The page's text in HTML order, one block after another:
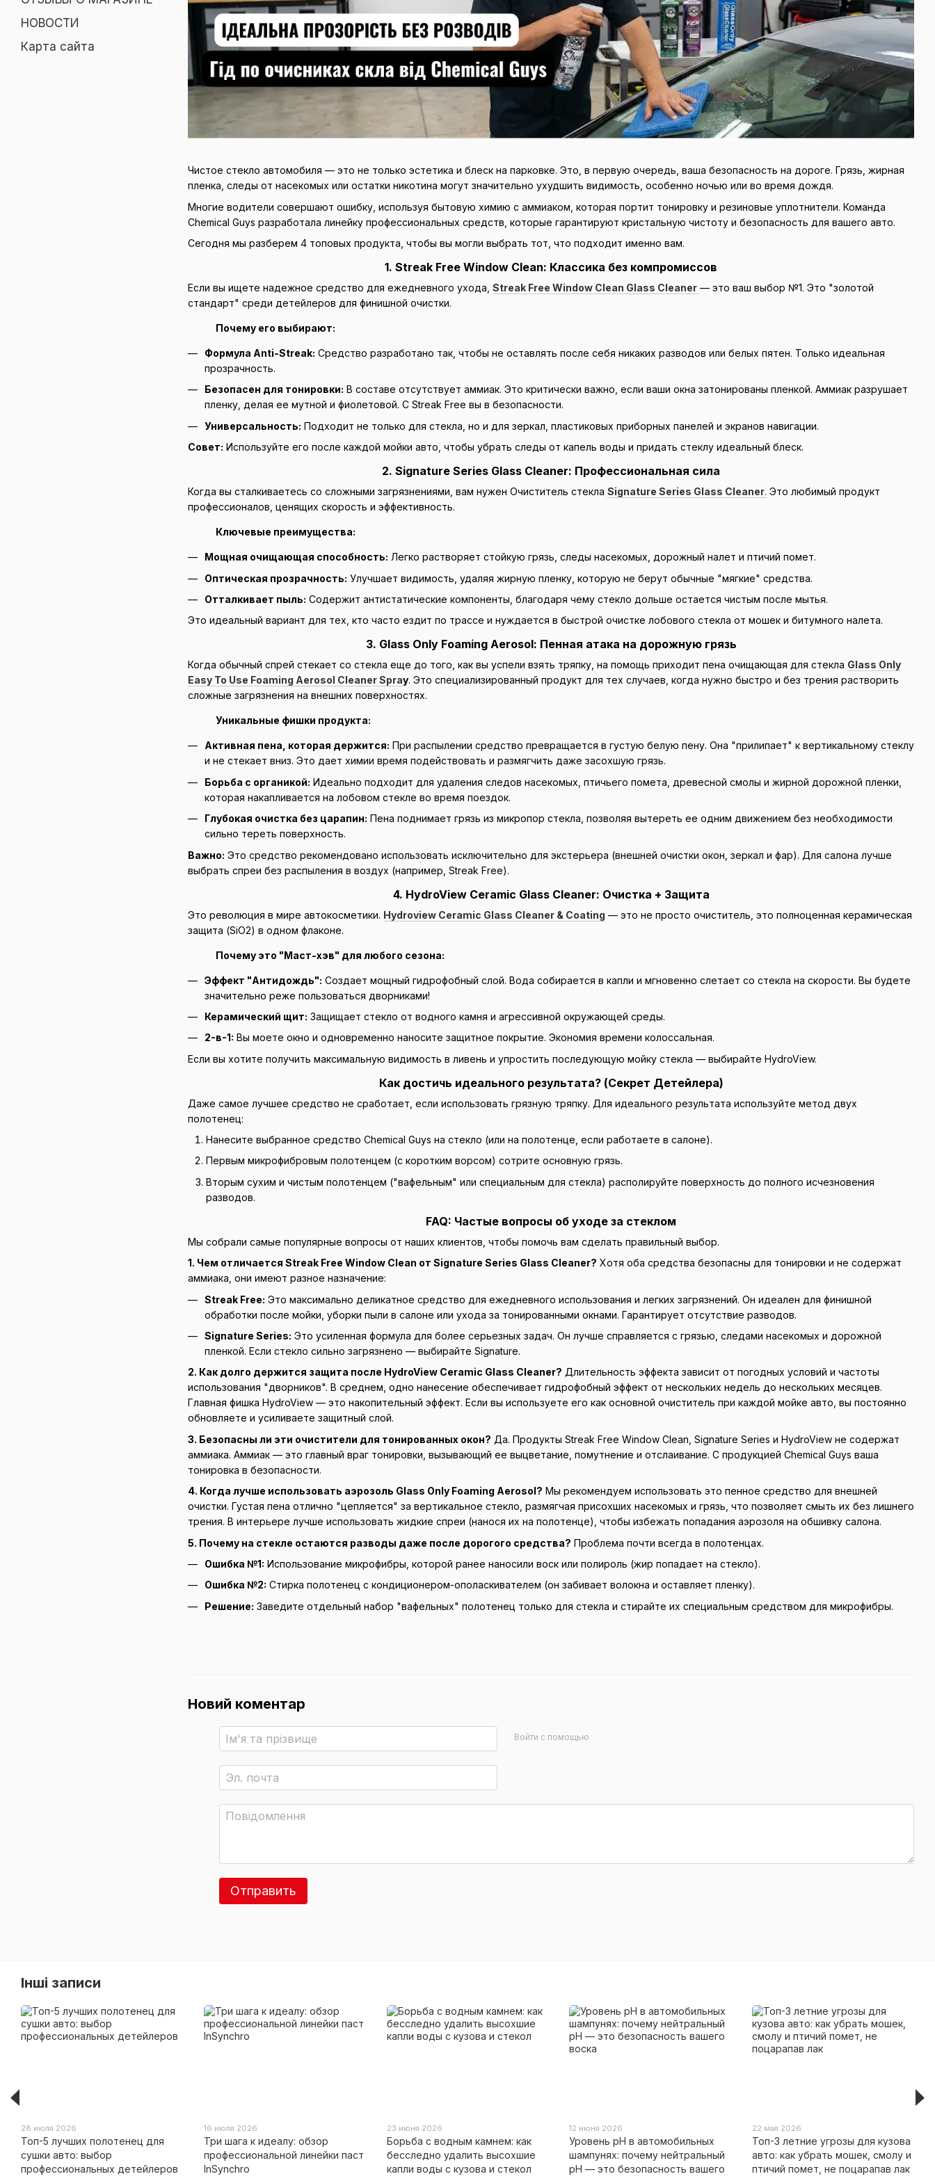
Чистое стекло автомобиля — это не только эстетика и блеск на парковке. Это, в первую очередь, ваша безопасность на дороге. Грязь, жирная
пленка, следы от насекомых или остатки никотина могут значительно ухудшить видимость, особенно ночью или во время дождя.
Многие водители совершают ошибку, используя бытовую химию с аммиаком, которая портит тонировку и резиновые уплотнители. Команда
Chemical Guys разработала линейку профессиональных средств, которые гарантируют кристальную чистоту и безопасность для вашего авто.
Сегодня мы разберем 4 топовых продукта, чтобы вы могли выбрать тот, что подходит именно вам.
1. Streak Free Window Clean: Классика без компромиссов
Если вы ищете надежное средство для ежедневного ухода, Streak Free Window Clean Glass Cleaner — это ваш выбор №1. Это "золотой
стандарт" среди детейлеров для финишной очистки.
Почему его выбирают:
Формула Anti-Streak: Средство разработано так, чтобы не оставлять после себя никаких разводов или белых пятен. Только идеальная
прозрачность.
Безопасен для тонировки: В составе отсутствует аммиак. Это критически важно, если ваши окна затонированы пленкой. Аммиак разрушает
пленку, делая ее мутной и фиолетовой. С Streak Free вы в безопасности.
Универсальность: Подходит не только для стекла, но и для зеркал, пластиковых приборных панелей и экранов навигации.
Совет: Используйте его после каждой мойки авто, чтобы убрать следы от капель воды и придать стеклу идеальный блеск.
2. Signature Series Glass Cleaner: Профессиональная сила
Когда вы сталкиваетесь со сложными загрязнениями, вам нужен Очиститель стекла Signature Series Glass Cleaner. Это любимый продукт
профессионалов, ценящих скорость и эффективность.
Ключевые преимущества:
Мощная очищающая способность: Легко растворяет стойкую грязь, следы насекомых, дорожный налет и птичий помет.
Оптическая прозрачность: Улучшает видимость, удаляя жирную пленку, которую не берут обычные "мягкие" средства.
Отталкивает пыль: Содержит антистатические компоненты, благодаря чему стекло дольше остается чистым после мытья.
Это идеальный вариант для тех, кто часто ездит по трассе и нуждается в быстрой очистке лобового стекла от мошек и битумного налета.
3. Glass Only Foaming Aerosol: Пенная атака на дорожную грязь
Когда обычный спрей стекает со стекла еще до того, как вы успели взять тряпку, на помощь приходит пена очищающая для стекла Glass Only
Easy To Use Foaming Aerosol Cleaner Spray. Это специализированный продукт для тех случаев, когда нужно быстро и без трения растворить
сложные загрязнения на внешних поверхностях.
Уникальные фишки продукта:
Активная пена, которая держится: При распылении средство превращается в густую белую пену. Она "прилипает" к вертикальному стеклу
и не стекает вниз. Это дает химии время подействовать и размягчить даже засохшую грязь.
Борьба с органикой: Идеально подходит для удаления следов насекомых, птичьего помета, древесной смолы и жирной дорожной пленки,
которая накапливается на лобовом стекле во время поездок.
Глубокая очистка без царапин: Пена поднимает грязь из микропор стекла, позволяя вытереть ее одним движением без необходимости
сильно тереть поверхность.
Важно: Это средство рекомендовано использовать исключительно для экстерьера (внешней очистки окон, зеркал и фар). Для салона лучше
выбрать спреи без распыления в воздух (например, Streak Free).
4. HydroView Ceramic Glass Cleaner: Очистка + Защита
Это революция в мире автокосметики. Hydroview Ceramic Glass Cleaner & Coating — это не просто очиститель, это полноценная керамическая
защита (SiO2) в одном флаконе.
Почему это "Маст-хэв" для любого сезона:
Эффект "Антидождь": Создает мощный гидрофобный слой. Вода собирается в капли и мгновенно слетает со стекла на скорости. Вы будете
значительно реже пользоваться дворниками!
Керамический щит: Защищает стекло от водного камня и агрессивной окружающей среды.
2-в-1: Вы моете окно и одновременно наносите защитное покрытие. Экономия времени колоссальная.
Если вы хотите получить максимальную видимость в ливень и упростить последующую мойку стекла — выбирайте HydroView.
Как достичь идеального результата? (Секрет Детейлера)
Даже самое лучшее средство не сработает, если использовать грязную тряпку. Для идеального результата используйте метод двух
полотенец:
Нанесите выбранное средство Chemical Guys на стекло (или на полотенце, если работаете в салоне).
Первым микрофибровым полотенцем (с коротким ворсом) сотрите основную грязь.
Вторым сухим и чистым полотенцем ("вафельным" или специальным для стекла) располируйте поверхность до полного исчезновения
разводов.
FAQ: Частые вопросы об уходе за стеклом
Мы собрали самые популярные вопросы от наших клиентов, чтобы помочь вам сделать правильный выбор.
1. Чем отличается Streak Free Window Clean от Signature Series Glass Cleaner? Хотя оба средства безопасны для тонировки и не содержат
аммиака, они имеют разное назначение:
Streak Free: Это максимально деликатное средство для ежедневного использования и легких загрязнений. Он идеален для финишной
обработки после мойки, уборки пыли в салоне или ухода за тонированными окнами. Гарантирует отсутствие разводов.
Signature Series: Это усиленная формула для более серьезных задач. Он лучше справляется с грязью, следами насекомых и дорожной
пленкой. Если стекло сильно загрязнено — выбирайте Signature.
2. Как долго держится защита после HydroView Ceramic Glass Cleaner? Длительность эффекта зависит от погодных условий и частоты
использования "дворников". В среднем, одно нанесение обеспечивает гидрофобный эффект от нескольких недель до нескольких месяцев.
Главная фишка HydroView — это накопительный эффект. Если вы используете его как основной очиститель при каждой мойке авто, вы постоянно
обновляете и усиливаете защитный слой.
3. Безопасны ли эти очистители для тонированных окон? Да. Продукты Streak Free Window Clean, Signature Series и HydroView не содержат
аммиака. Аммиак — это главный враг тонировки, вызывающий ее выцветание, помутнение и отслаивание. С продукцией Chemical Guys ваша
тонировка в безопасности.
4. Когда лучше использовать аэрозоль Glass Only Foaming Aerosol? Мы рекомендуем использовать это пенное средство для внешней
очистки. Густая пена отлично "цепляется" за вертикальное стекло, размягчая присохших насекомых и грязь, что позволяет смыть их без лишнего
трения. В интерьере лучше использовать жидкие спреи (нанося их на полотенце), чтобы избежать попадания аэрозоля на обшивку салона.
5. Почему на стекле остаются разводы даже после дорогого средства? Проблема почти всегда в полотенцах.
Ошибка №1: Использование микрофибры, которой ранее наносили воск или полироль (жир попадает на стекло).
Ошибка №2: Стирка полотенец с кондиционером-ополаскивателем (он забивает волокна и оставляет пленку).
Решение: Заведите отдельный набор "вафельных" полотенец только для стекла и стирайте их специальным средством для микрофибры.
Новий коментар
Войти с помощью
Отправить
НОВОСТИ
Карта сайта
Інші записи
28 июля 2026
Топ-5 лучших полотенец для
сушки авто: выбор
профессиональных детейлеров
16 июля 2026
Три шага к идеалу: обзор
профессиональной линейки паст
InSynchro
23 июня 2026
Борьба с водным камнем: как
бесследно удалить высохшие
капли воды с кузова и стекол
12 июня 2026
Уровень pH в автомобильных
шампунях: почему нейтральный
pH — это безопасность вашего
22 мая 2026
Топ-3 летние угрозы для кузова
авто: как убрать мошек, смолу и
птичий помет, не поцарапав лак